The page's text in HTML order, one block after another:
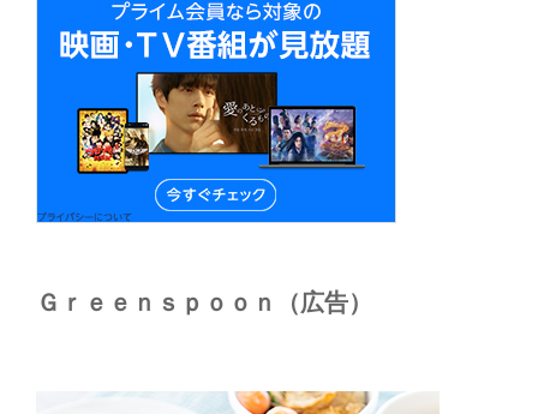
Ｇｒｅｅｎｓｐｏｏｎ（広告）